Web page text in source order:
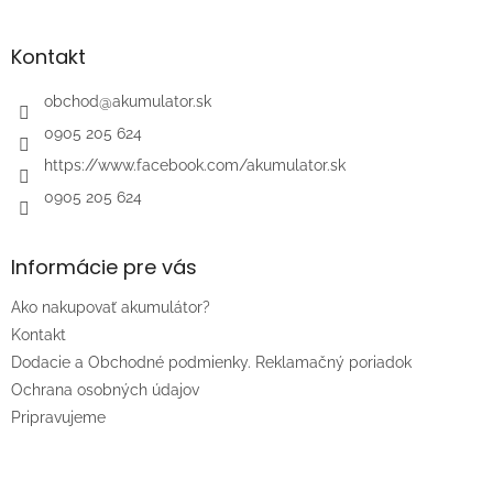
äKontakt
obchod@akumulator.sk
0905 205 624
https://www.facebook.com/akumulator.sk
0905 205 624
Informácie pre vás
Ako nakupovať akumulátor?
Kontakt
Dodacie a Obchodné podmienky. Reklamačný poriadok
Ochrana osobných údajov
Pripravujeme